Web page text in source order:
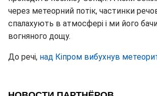
через метеорний потік, частинки
спалахують в атмосфері і ми його
вогняного дощу.
До речі, над Кіпром вибухнув